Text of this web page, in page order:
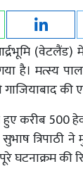
(वेटलैंड)
है। मत्स्य
की
करीब 500
त्रिपाठी
घटनाक्रम की